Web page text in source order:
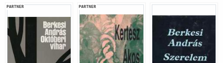
PARTNER PARTNER